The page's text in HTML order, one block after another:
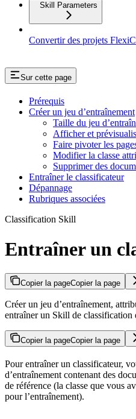
Skill Parameters
Convertir des projets
Sur cette page
Prérequis
Créer un jeu d’entraînement
Taille du jeu
Afficher et
Faire pivoter les
Modifier la classe
Supprimer des
Entraîner le classificateur
Dépannage
Rubriques associées
Classification Skill
Entraîner un
Copier la pageCopier la page
Créer un jeu d’entraînement,
entraîner un Skill de classification
Copier la pageCopier la page
Pour entraîner un classificateur,
d’entraînement contenant des
de référence (la classe que vous
pour l’entraînement).